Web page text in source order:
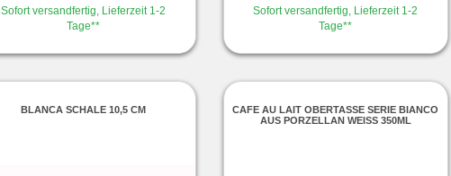
Sofort versandfertig, Lieferzeit 1-2
Tage**
Sofort versandfertig, Lieferzeit 1-2
Tage**
BLANCA SCHALE 10,5 CM
CAFE AU LAIT OBERTASSE SERIE BIANCO
AUS PORZELLAN WEISS 350ML